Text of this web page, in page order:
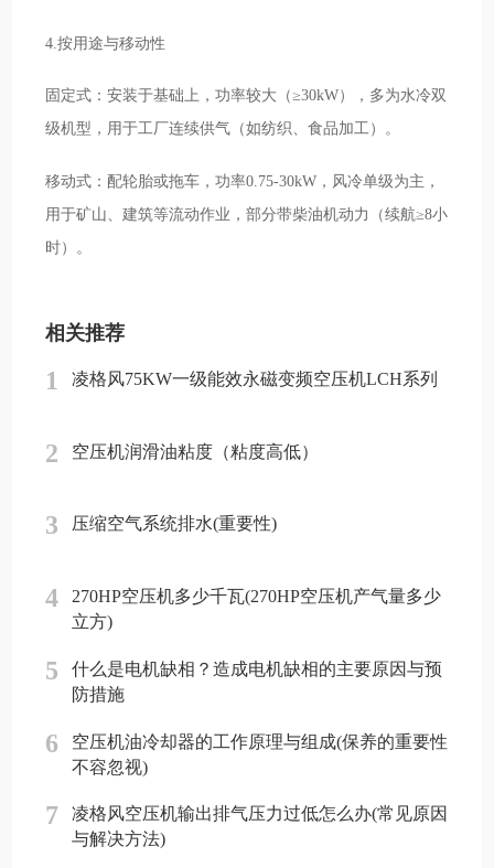
4.按用途与移动性
固定式：安装于基础上，功率较大（≥30kW），多为水冷双
级机型，用于工厂连续供气（如纺织、食品加工）。
移动式：配轮胎或拖车，功率0.75-30kW，风冷单级为主，
用于矿山、建筑等流动作业，部分带柴油机动力（续航≥8小
时）。
相关推荐
1 凌格风75KW一级能效永磁变频空压机LCH系列
2 空压机润滑油粘度（粘度高低）
3 压缩空气系统排水(重要性)
4
270HP空压机多少千瓦(270HP空压机产气量多少
立方)
5
什么是电机缺相？造成电机缺相的主要原因与预
防措施
6
空压机油冷却器的工作原理与组成(保养的重要性
不容忽视)
7
凌格风空压机输出排气压力过低怎么办(常见原因
与解决方法)